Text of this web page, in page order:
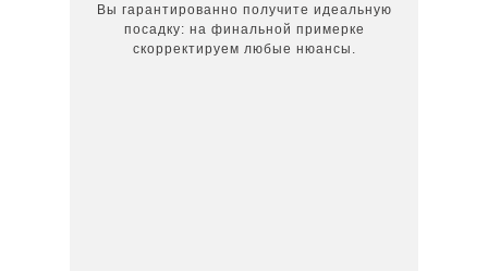
Вы гарантированно получите идеальную
посадку: на финальной примерке
скорректируем любые нюансы.